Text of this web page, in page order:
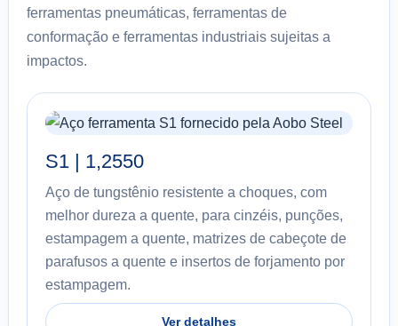
ferramentas pneumáticas, ferramentas de
conformação e ferramentas industriais sujeitas a
impactos.
S1 | 1,2550
Aço de tungstênio resistente a choques, com
melhor dureza a quente, para cinzéis, punções,
estampagem a quente, matrizes de cabeçote de
parafusos a quente e insertos de forjamento por
estampagem.
Ver detalhes